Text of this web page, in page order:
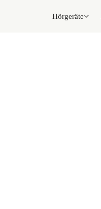
Hörgeräte